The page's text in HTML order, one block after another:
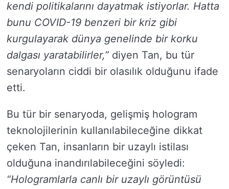
kendi politikalarını dayatmak istiyorlar. Hatta
bunu COVID-19 benzeri bir kriz gibi
kurgulayarak dünya genelinde bir korku
dalgası yaratabilirler,” diyen Tan, bu tür
senaryoların ciddi bir olasılık olduğunu ifade
etti.
Bu tür bir senaryoda, gelişmiş hologram
teknolojilerinin kullanılabileceğine dikkat
çeken Tan, insanların bir uzaylı istilası
olduğuna inandırılabileceğini söyledi:
“Hologramlarla canlı bir uzaylı görüntüsü